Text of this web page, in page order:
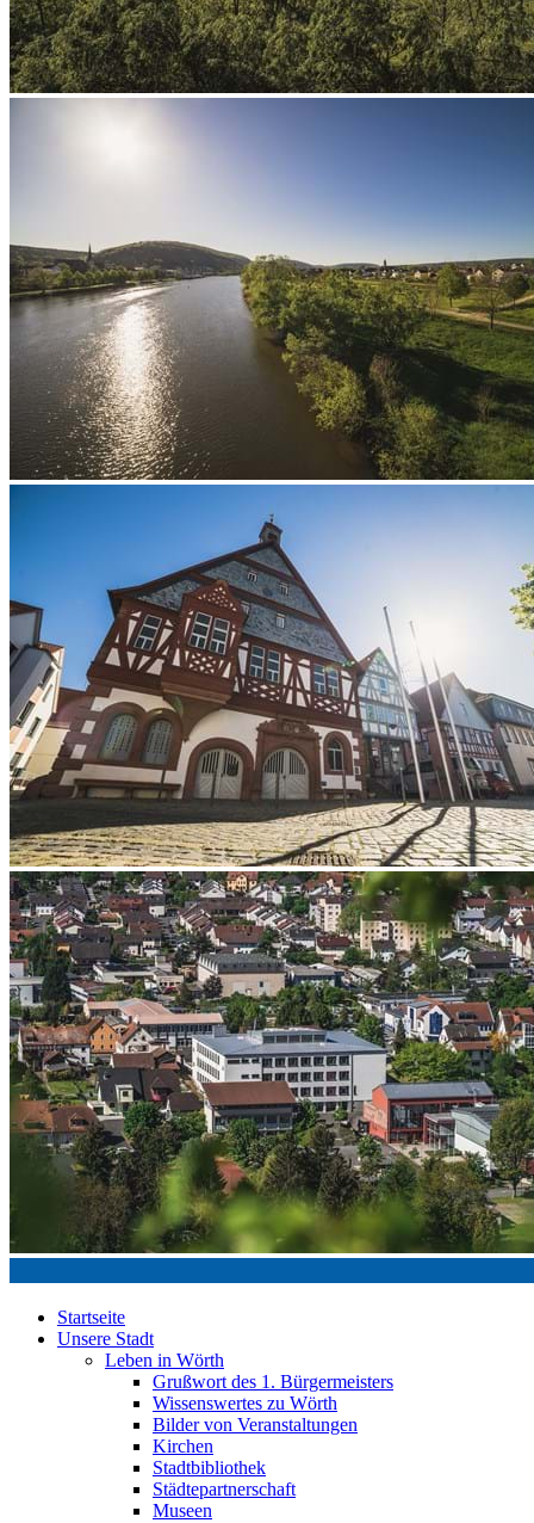
Startseite
Unsere Stadt
Leben in Wörth
Grußwort des 1. Bürgermeisters
Wissenswertes zu Wörth
Bilder von Veranstaltungen
Kirchen
Stadtbibliothek
Städtepartnerschaft
Museen